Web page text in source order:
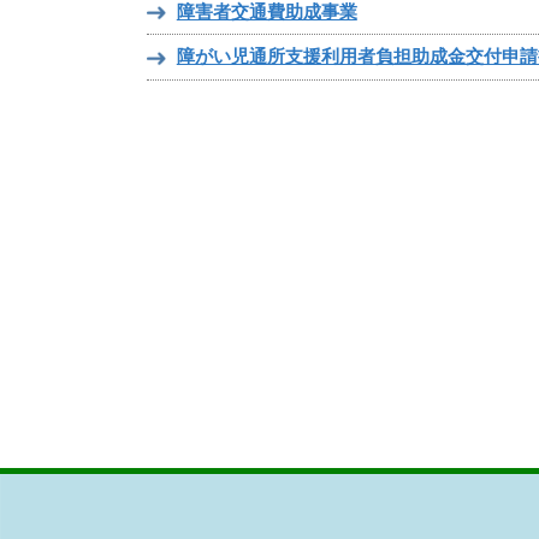
障害者交通費助成事業
障がい児通所支援利用者負担助成金交付申